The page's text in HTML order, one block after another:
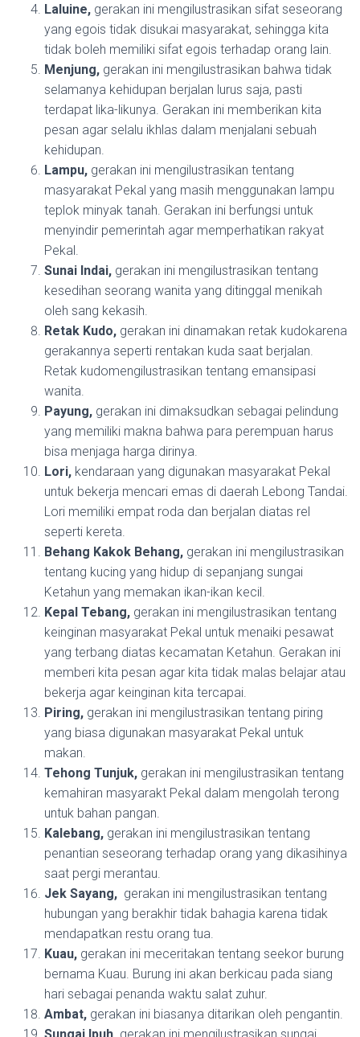
Laluine, gerakan ini mengilustrasikan sifat seseorang
yang egois tidak disukai masyarakat, sehingga kita
tidak boleh memiliki sifat egois terhadap orang lain.
Menjung, gerakan ini mengilustrasikan bahwa tidak
selamanya kehidupan berjalan lurus saja, pasti
terdapat lika-likunya. Gerakan ini memberikan kita
pesan agar selalu ikhlas dalam menjalani sebuah
kehidupan.
Lampu, gerakan ini mengilustrasikan tentang
masyarakat Pekal yang masih menggunakan lampu
teplok minyak tanah. Gerakan ini berfungsi untuk
menyindir pemerintah agar memperhatikan rakyat
Pekal.
Sunai Indai, gerakan ini mengilustrasikan tentang
kesedihan seorang wanita yang ditinggal menikah
oleh sang kekasih.
Retak Kudo, gerakan ini dinamakan retak kudokarena
gerakannya seperti rentakan kuda saat berjalan.
Retak kudomengilustrasikan tentang emansipasi
wanita.
Payung, gerakan ini dimaksudkan sebagai pelindung
yang memiliki makna bahwa para perempuan harus
bisa menjaga harga dirinya.
Lori, kendaraan yang digunakan masyarakat Pekal
untuk bekerja mencari emas di daerah Lebong Tandai.
Lori memiliki empat roda dan berjalan diatas rel
seperti kereta.
Behang Kakok Behang, gerakan ini mengilustrasikan
tentang kucing yang hidup di sepanjang sungai
Ketahun yang memakan ikan-ikan kecil.
Kepal Tebang, gerakan ini mengilustrasikan tentang
keinginan masyarakat Pekal untuk menaiki pesawat
yang terbang diatas kecamatan Ketahun. Gerakan ini
memberi kita pesan agar kita tidak malas belajar atau
bekerja agar keinginan kita tercapai.
Piring, gerakan ini mengilustrasikan tentang piring
yang biasa digunakan masyarakat Pekal untuk
makan.
Tehong Tunjuk, gerakan ini mengilustrasikan tentang
kemahiran masyarakt Pekal dalam mengolah terong
untuk bahan pangan.
Kalebang, gerakan ini mengilustrasikan tentang
penantian seseorang terhadap orang yang dikasihinya
saat pergi merantau.
Jek Sayang, gerakan ini mengilustrasikan tentang
hubungan yang berakhir tidak bahagia karena tidak
mendapatkan restu orang tua.
Kuau, gerakan ini meceritakan tentang seekor burung
bernama Kuau. Burung ini akan berkicau pada siang
hari sebagai penanda waktu salat zuhur.
Ambat, gerakan ini biasanya ditarikan oleh pengantin.